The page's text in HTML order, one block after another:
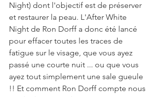
Night) dont l'objectif est de préserver
et restaurer la peau. L'After White
Night de Ron Dorff a donc été lancé
pour effacer toutes les traces de
fatigue sur le visage, que vous ayez
passé une courte nuit ... ou que vous
ayez tout simplement une sale gueule
!! Et comment Ron Dorff compte nous